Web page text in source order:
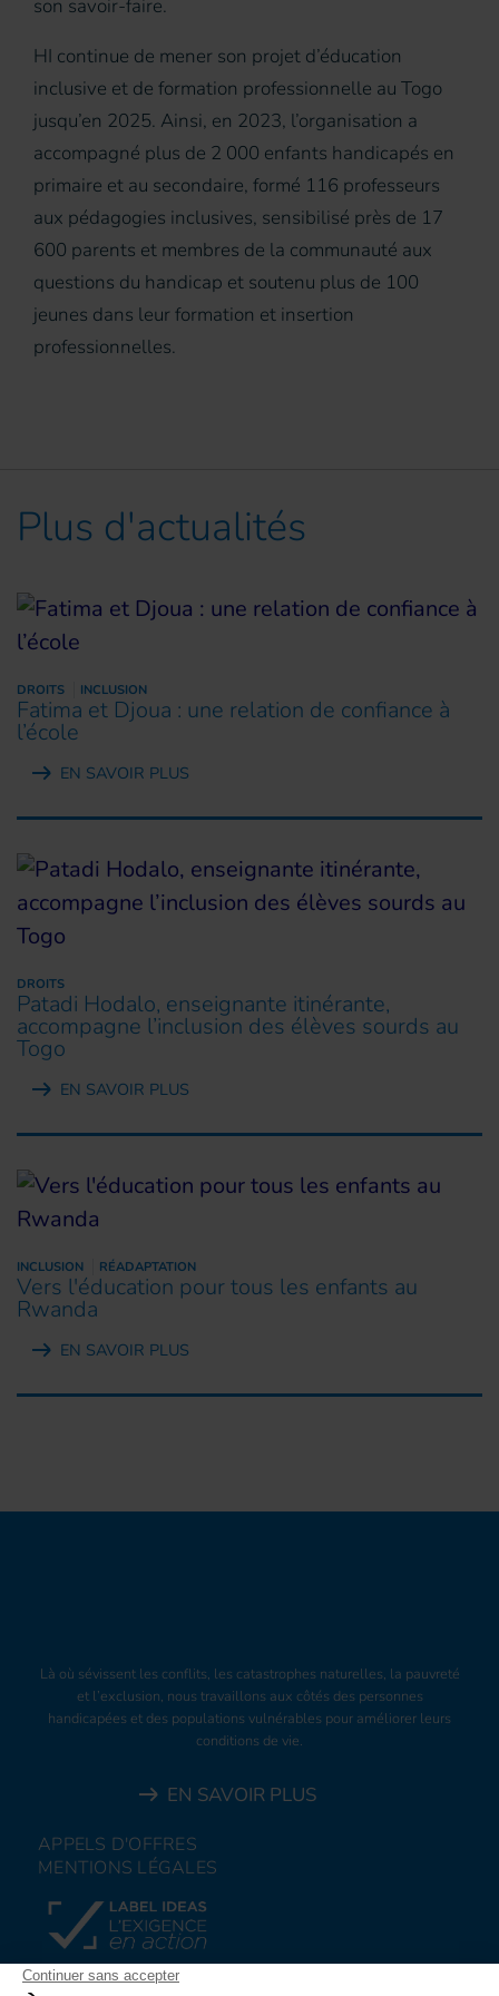
son savoir-faire.
HI continue de mener son projet d’éducation
inclusive et de formation professionnelle au Togo
jusqu’en 2025. Ainsi, en 2023, l’organisation a
accompagné plus de 2 000 enfants handicapés en
primaire et au secondaire, formé 116 professeurs
aux pédagogies inclusives, sensibilisé près de 17
600 parents et membres de la communauté aux
questions du handicap et soutenu plus de 100
jeunes dans leur formation et insertion
professionnelles.
Plus d'actualités
DROITS INCLUSION
Fatima et Djoua : une relation de confiance à
l’école
EN SAVOIR PLUS
DROITS
Patadi Hodalo, enseignante itinérante,
accompagne l’inclusion des élèves sourds au
Togo
EN SAVOIR PLUS
INCLUSION RÉADAPTATION
Vers l'éducation pour tous les enfants au
Rwanda
EN SAVOIR PLUS
Là où sévissent les conflits, les catastrophes naturelles, la pauvreté
et l’exclusion, nous travaillons aux côtés des personnes
handicapées et des populations vulnérables pour améliorer leurs
conditions de vie.
EN SAVOIR PLUS
APPELS D'OFFRES
MENTIONS LÉGALES
FAIRE UN DON